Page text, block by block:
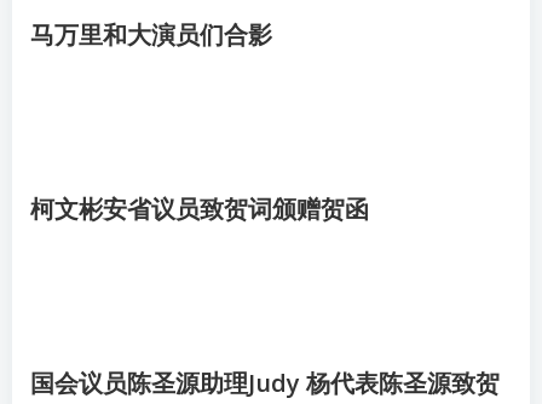
马万里和大演员们合影
柯文彬安省议员致贺词颁赠贺函
国会议员陈圣源助理Judy 杨代表陈圣源致贺